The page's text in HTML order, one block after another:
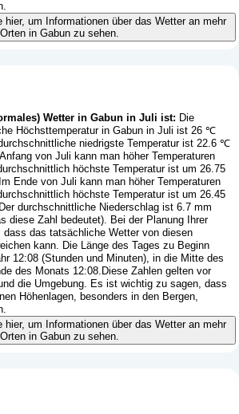
hier, um Informationen über das Wetter an mehr
Orten in Gabun zu sehen.
Wetter in Gabun in Juli ist: Die
Höchsttemperatur in Gabun in Juli ist 26 ℃
niedrigste Temperatur ist 22.6 ℃
von Juli kann man höher Temperaturen
höchste Temperatur ist um 26.75
Ende von Juli kann man höher Temperaturen
höchste Temperatur ist um 26.45
durchschnittliche Niederschlag ist 6.7 mm
diese Zahl bedeutet). Bei der Planung Ihrer
dass das tatsächliche Wetter von diesen
kann. Die Länge des Tages zu Beginn
12:08 (Stunden und Minuten), in die Mitte des
des Monats 12:08.Diese Zahlen gelten vor
die Umgebung. Es ist wichtig zu sagen, dass
Höhenlagen, besonders in den Bergen,
hier, um Informationen über das Wetter an mehr
Orten in Gabun zu sehen.